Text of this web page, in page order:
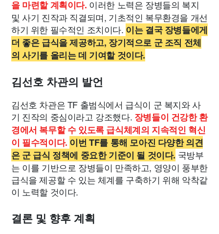
을 마련할 계획이다. 이러한 노력은 장병들의 복지
및 사기 진작과 직결되며, 기초적인 복무환경을 개선
하기 위한 필수적인 조치이다. 이는 결국 장병들에게
더 좋은 급식을 제공하고, 장기적으로 군 조직 전체
의 사기를 올리는 데 기여할 것이다.
김선호 차관의 발언
김선호 차관은 TF 출범식에서 급식이 군 복지와 사
기 진작의 중심이라고 강조했다. 장병들이 건강한 환
경에서 복무할 수 있도록 급식체계의 지속적인 혁신
이 필수적이다. 이번 TF를 통해 모아진 다양한 의견
은 군 급식 정책에 중요한 기준이 될 것이다. 국방부
는 이를 기반으로 장병들이 만족하고, 영양이 풍부한
급식을 제공할 수 있는 체계를 구축하기 위해 악착같
이 노력할 것이다.
결론 및 향후 계획